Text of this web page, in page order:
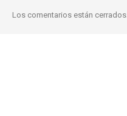
Los comentarios están cerrados.